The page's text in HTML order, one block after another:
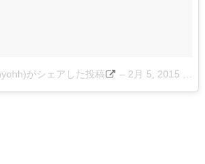
がシェアした投稿 – 2月 5, 2015 at 2:44午後 PST